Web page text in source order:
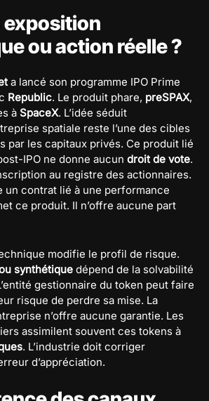
exposition
ou action réelle ?
a lancé son programme IPO Prime
Republic. Le produit phare, preSPAX,
à SpaceX. L’idée séduit
spatiale reste l’une des cibles
par les capitaux privés. Ce produit lié
IPO ne donne aucun droit de vote.
au registre des actionnaires.
un contrat lié à une performance
ce produit. Il n’offre aucune part
modifie le profil de risque.
synthétique dépend de la solvabilité
gestionnaire du token peut faire
risque de perdre sa mise. La
n’offre aucune garantie. Les
assimilent souvent ces tokens à
. L’industrie doit corriger
d’appréciation.